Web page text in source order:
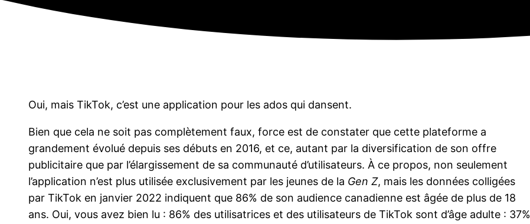
Oui, mais TikTok, c’est une application pour les ados qui dansent.
Bien que cela ne soit pas complètement faux, force est de constater que cette plateforme a
grandement évolué depuis ses débuts en 2016, et ce, autant par la diversification de son offre
publicitaire que par l’élargissement de sa communauté d’utilisateurs. À ce propos, non seulement
l’application n’est plus utilisée exclusivement par les jeunes de la Gen Z, mais les données colligées
par TikTok en janvier 2022 indiquent que 86% de son audience canadienne est âgée de plus de 18
ans. Oui, vous avez bien lu : 86% des utilisatrices et des utilisateurs de TikTok sont d’âge adulte : 37%